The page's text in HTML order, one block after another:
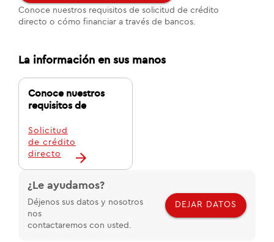
Conoce nuestros requisitos de solicitud de crédito
directo o cómo financiar a través de bancos.
La información en sus manos
Conoce nuestros
requisitos de
Solicitud
de crédito
directo
¿Le ayudamos?
Déjenos sus datos y nosotros
nos
contactaremos con usted.
DEJAR DATOS